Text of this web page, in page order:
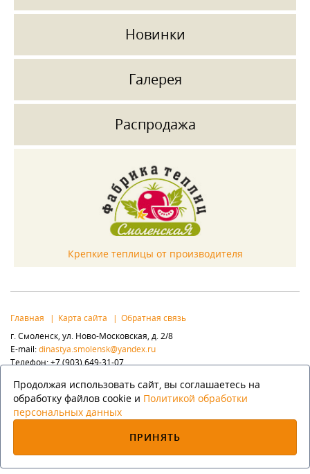
Продолжая использовать сайт, вы соглашаетесь на
обработку файлов cookie и Политикой обработки
персональных данных
ПРИНЯТЬ
Новинки
Галерея
Распродажа
Крепкие теплицы от производителя
Популярные разделы:
Элементы ковки
Заборы, ворота
Флюгера
(с) Интернет-магазин «Династия», 2025
Главная Карта сайта
Обратная связь
г. Смоленск, ул. Ново-Московская, д. 2/8
E-mail:dinastya.smolensk@yandex.ru
Телефон: +7 (903) 649-31-07